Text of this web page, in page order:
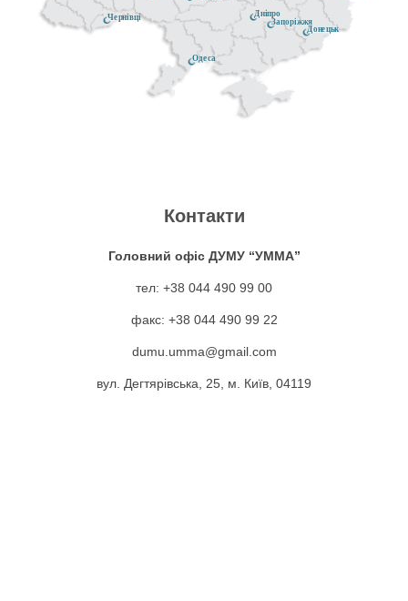
Донецьк
Чернівці Дніпро
Одеса
Запоріжжя
Контакти
Головний офіс ДУМУ “УММА”
тел: +38 044 490 99 00
факс: +38 044 490 99 22
dumu.umma@gmail.com
вул. Дегтярівська, 25, м. Київ, 04119